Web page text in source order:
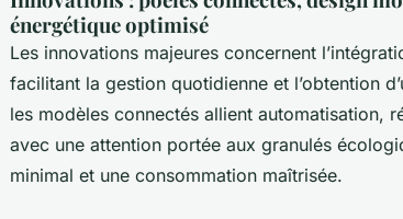
énergétique optimisé
Les innovations majeures concernent
facilitant la gestion quotidienne et l’obtention
les modèles connectés allient automatisation,
avec une attention portée aux granulés
minimal et une consommation maîtrisée.